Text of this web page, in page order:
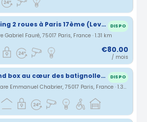
Parking 2 roues à Paris 17ème (Levis / Cardinet) DISPO
Gabriel Fauré, 75017 Paris, France · 1.31 km
€80.00
/ mois
Grand box au cœur des batignolles/proche parc monceau DISPO
6 Square Emmanuel Chabrier, 75017 Paris, France · 1.32 km